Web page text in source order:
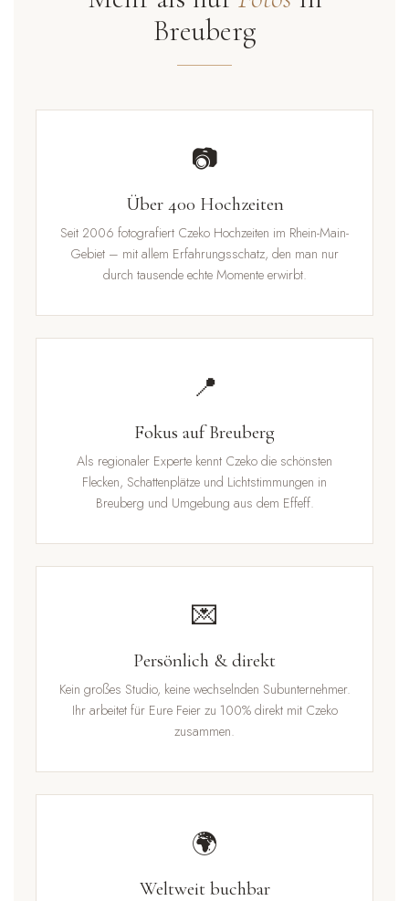
Breuberg
📷
Über 400 Hochzeiten
Seit 2006 fotografiert Czeko Hochzeiten im Rhein-Main-
Gebiet – mit allem Erfahrungsschatz, den man nur
durch tausende echte Momente erwirbt.
📍
Fokus auf Breuberg
Als regionaler Experte kennt Czeko die schönsten
Flecken, Schattenplätze und Lichtstimmungen in
Breuberg und Umgebung aus dem Effeff.
💌
Persönlich & direkt
Kein großes Studio, keine wechselnden Subunternehmer.
Ihr arbeitet für Eure Feier zu 100% direkt mit Czeko
zusammen.
🌍
Weltweit buchbar